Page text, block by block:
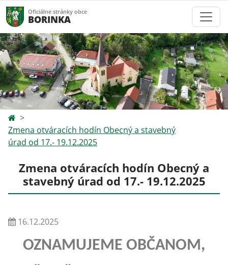
Oficiálne stránky obce
BORINKA
Zmena otváracích hodín Obecný a stavebný
úrad od 17.- 19.12.2025
Zmena otváracích hodín Obecný a
stavebný úrad od 17.- 19.12.2025
16.12.2025
OZNAMUJEME OBČANOM,